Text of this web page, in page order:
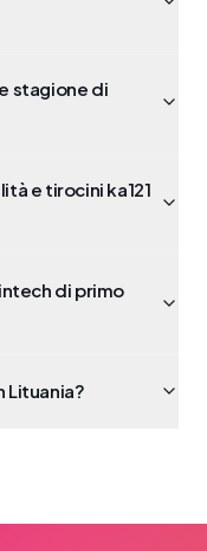
stagione di
e tirocini ka121
di primo
Lituania?